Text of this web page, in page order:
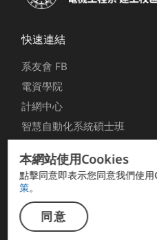
快速連結
系友會 FB
電資學院
計網中心
智慧自動化系統碩士班
聯絡資訊
系所地址：807 高雄市三民區
高科大電機館
本網站使用Cookies
點擊同意即表示您同意我們使
策。
同意